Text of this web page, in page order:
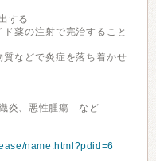
する
薬の注射で完治すること
などで炎症を落ち着かせ
炎、悪性腫瘍 など
name.html?pdid=6